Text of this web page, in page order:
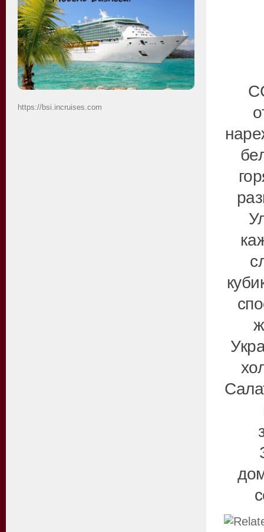
https://bsi.incruises.com